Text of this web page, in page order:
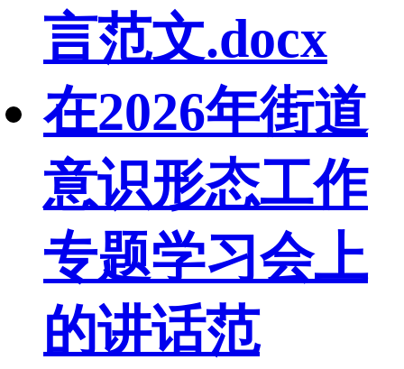
言范文.docx
在2026年街道
意识形态工作
专题学习会上
的讲话范